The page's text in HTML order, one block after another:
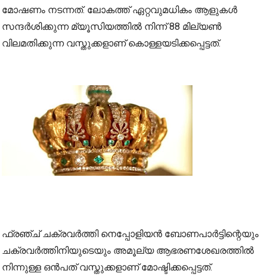
മോഷണം നടന്നത്. ലോകത്ത് ഏറ്റവുമധികം ആളുകള്‍
സന്ദര്‍ശിക്കുന്ന മ്യൂസിയത്തില്‍ നിന്ന് 88 മില്യണ്‍
വിലമതിക്കുന്ന വസ്തുക്കളാണ് കൊള്ളയടിക്കപ്പെട്ടത്.
ഫ്രഞ്ച് ചക്രവര്‍ത്തി നെപ്പോളിയന്‍ ബോണപാര്‍ട്ടിന്റെയും
ചക്രവര്‍ത്തിനിയുടെയും അമൂല്യ ആഭരണശേഖരത്തില്‍
നിന്നുള്ള ഒന്‍പത് വസ്തുക്കളാണ് മോഷ്ടിക്കപ്പെട്ടത്.